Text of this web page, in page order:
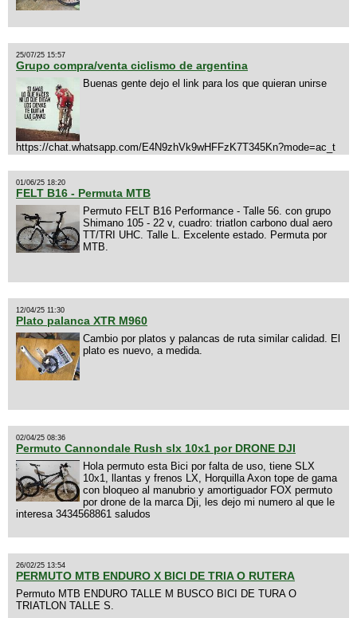
25/07/25 15:57
Grupo compra/venta ciclismo de argentina
Buenas gente dejo el link para los que quieran unirse
https://chat.whatsapp.com/E4N9zhVk9wHFFzK7T345Kn?mode=ac_t
01/06/25 18:20
FELT B16 - Permuta MTB
Permuto FELT B16 Performance - Talle 56. con grupo
Shimano 105 - 22 v, cuadro: triatlon carbono dual aero
TT/TRI UHC. Talle L. Excelente estado. Permuta por
MTB.
12/04/25 11:30
Plato palanca XTR M960
Cambio por platos y palancas de ruta similar calidad. El
plato es nuevo, a medida.
02/04/25 08:36
Permuto Cannondale Rush slx 10x1 por DRONE DJI
Hola permuto esta Bici por falta de uso, tiene SLX
10x1, llantas y frenos LX, Horquilla Axon tope de gama
con bloqueo al manubrio y amortiguador FOX permuto
por drone de la marca Dji, les dejo mi numero al que le
interesa 3434568861 saludos
26/02/25 13:54
PERMUTO MTB ENDURO X BICI DE TRIA O RUTERA
Permuto MTB ENDURO TALLE M BUSCO BICI DE TURA O
TRIATLON TALLE S.